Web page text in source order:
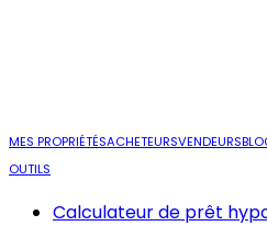
MES PROPRIÉTÉSACHETEURSVENDEURS
OUTILS
Calculateur de prêt